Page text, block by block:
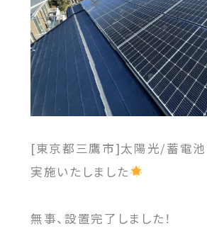
[東京都三鷹市]太陽光/蓄電
実施いたしました
無事、設置完了しました！